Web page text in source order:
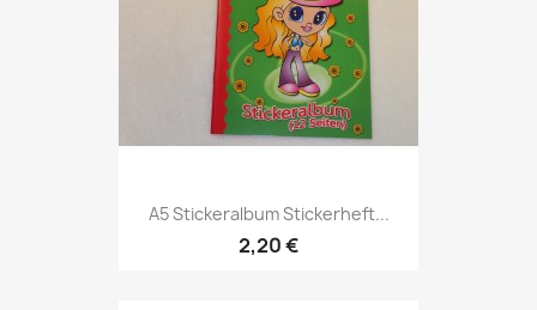
A5 Stickeralbum Stickerheft...
2,20 €